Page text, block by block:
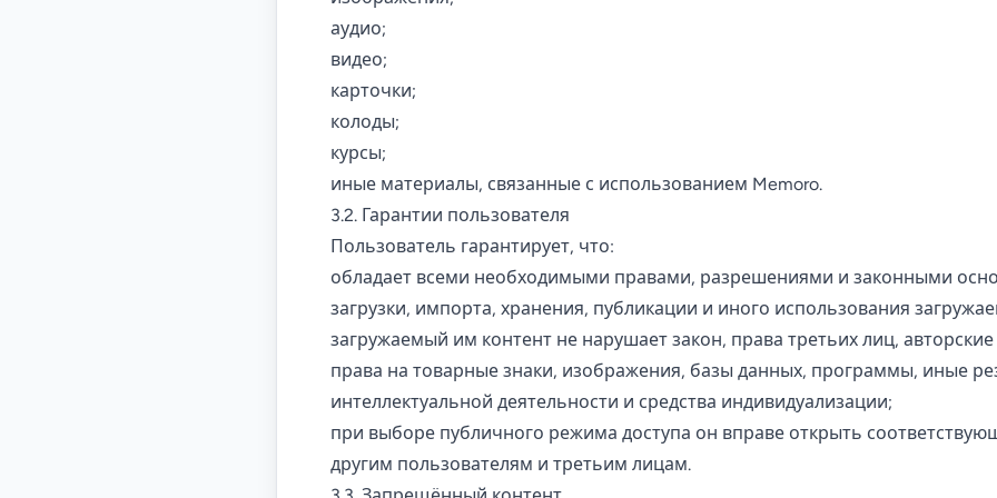
аудио;
видео;
карточки;
колоды;
курсы;
иные материалы, связанные с использованием Memoro.
3.2. Гарантии пользователя
Пользователь гарантирует, что:
обладает всеми необходимыми правами, разрешениями и законными
загрузки, импорта, хранения, публикации и иного использования
загружаемый им контент не нарушает закон, права третьих лиц,
права на товарные знаки, изображения, базы данных, программы, иные
интеллектуальной деятельности и средства индивидуализации;
при выборе публичного режима доступа он вправе открыть
другим пользователям и третьим лицам.